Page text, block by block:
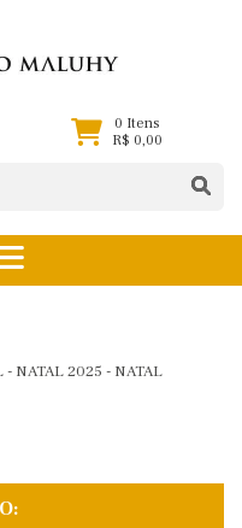
0 Itens
R$ 0,00
NATAL 2025 - NATAL